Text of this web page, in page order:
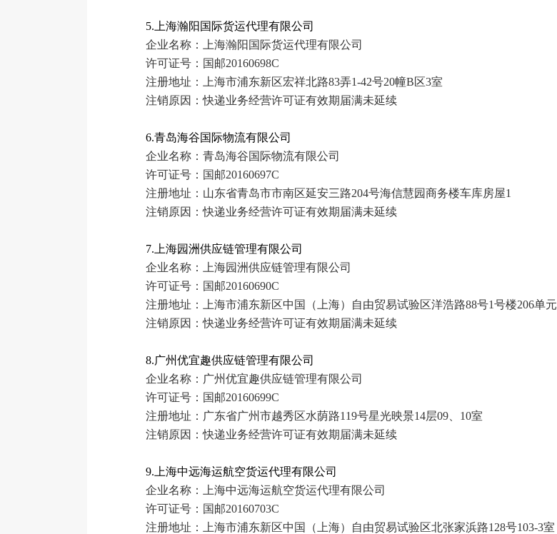
5.上海瀚阳国际货运代理有限公司
企业名称：上海瀚阳国际货运代理有限公司
许可证号：国邮20160698C
注册地址：上海市浦东新区宏祥北路83弄1-42号20幢B区3室
注销原因：快递业务经营许可证有效期 届满未延续
6.青岛海谷国际物流有限公司
企业名称：青岛海谷国际物流有限公司
许可证号：国邮20160697C
注册地址：山东省青岛市市南区延安三路204号海信慧园商务楼车库房屋1
注销原因：快递业务经营许可证有效期 届满未延续
7.上海园洲供应链管理有限公司
企业名称：上海园洲供应链管理有限公司
许可证号：国邮20160690C
注册地址：上海市浦东新区中国（上海）自由贸易试验区洋浩路88号1号楼206单元
注销原因：快递业务经营许可证有效期 届满未延续
8.广州优宜趣供应链管理有限公司
企业名称：广州优宜趣供应链管理有限公司
许可证号：国邮20160699C
注册地址：广东省广州市越秀区水荫路119号星光映景14层09、10室
注销原因：快递业务经营许可证有效期 届满未延续
9.上海中远海运航空货运代理有限公司
企业名称：上海中远海运航空货运代理有限公司
许可证号：国邮20160703C
注册地址：上海市浦东新区中国（上海）自由贸易试验区北张家浜路128号103-3室